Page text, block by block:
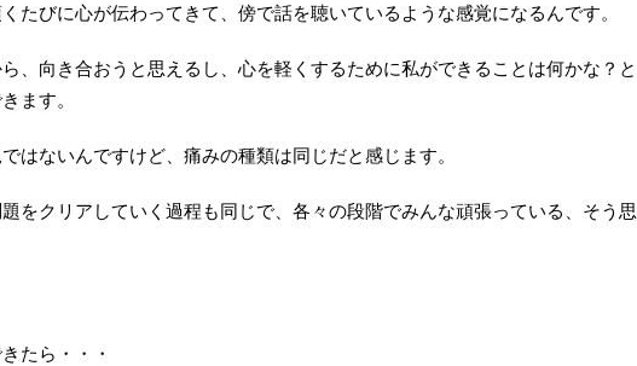
たびに心が伝わってきて、傍で話を聴いているような感覚になるんです。
、向き合おうと思えるし、心を軽くするために私ができることは何かな？と
ます。
はないんですけど、痛みの種類は同じだと感じます。
をクリアしていく過程も同じで、各々の段階でみんな頑張っている、そう思
たら・・・